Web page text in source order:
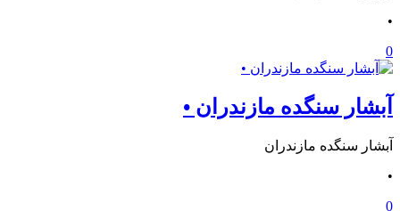
•
0
آبشار سنگده مازندران •
آبشار سنگده مازندران
•
0